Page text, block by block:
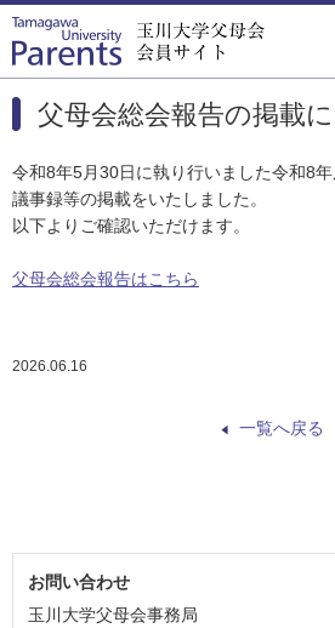
父母会総会報告の掲載
令和8年5月30日に執り行いました令和8
議事録等の掲載をいたしました。
以下よりご確認いただけます。
父母会総会報告はこちら
2026.06.16
一覧へ戻る
お問い合わせ
玉川大学父母会事務局